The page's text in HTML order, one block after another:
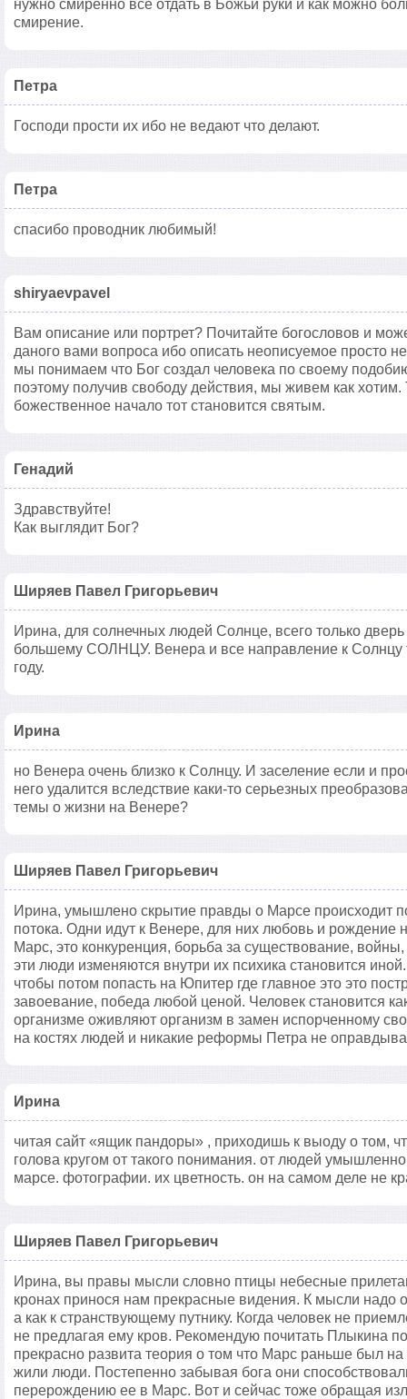
нужно смиренно все отдать в Божьи руки и как можно
смирение.
Петра
Господи прости их ибо не ведают что делают.
Петра
спасибо проводник любимый!
shiryaevpavel
Вам описание или портрет? Почитайте богословов и
даного вами вопроса ибо описать неописуемое просто
мы понимаем что Бог создал человека по своему
поэтому получив свободу действия, мы живем как хотим.
божественное начало тот становится святым.
Генадий
Здравствуйте!
Как выглядит Бог?
Ширяев Павел Григорьевич
Ирина, для солнечных людей Солнце, всего только
большему СОЛНЦУ. Венера и все направление к Солнцу
году.
Ирина
но Венера очень близко к Солнцу. И заселение если и
него удалится вследствие каки-то серьезных
темы о жизни на Венере?
Ширяев Павел Григорьевич
Ирина, умышлено скрытие правды о Марсе происходит
потока. Одни идут к Венере, для них любовь и рождение
Марс, это конкуренция, борьба за существование,
эти люди изменяются внутри их психика становится
чтобы потом попасть на Юпитер где главное это это
завоевание, победа любой ценой. Человек становится
организме оживляют организм в замен испорченному
на костях людей и никакие реформы Петра не
Ирина
читая сайт «ящик пандоры» , приходишь к выоду о том,
голова кругом от такого понимания. от людей
марсе. фотографии. их цветность. он на самом деле не
Ширяев Павел Григорьевич
Ирина, вы правы мысли словно птицы небесные
кронах принося нам прекрасные видения. К мысли надо
а как к странствующему путнику. Когда человек не
не предлагая ему кров. Рекомендую почитать Плыкина
прекрасно развита теория о том что Марс раньше был
жили люди. Постепенно забывая бога они
перерождению ее в Марс. Вот и сейчас тоже обращая